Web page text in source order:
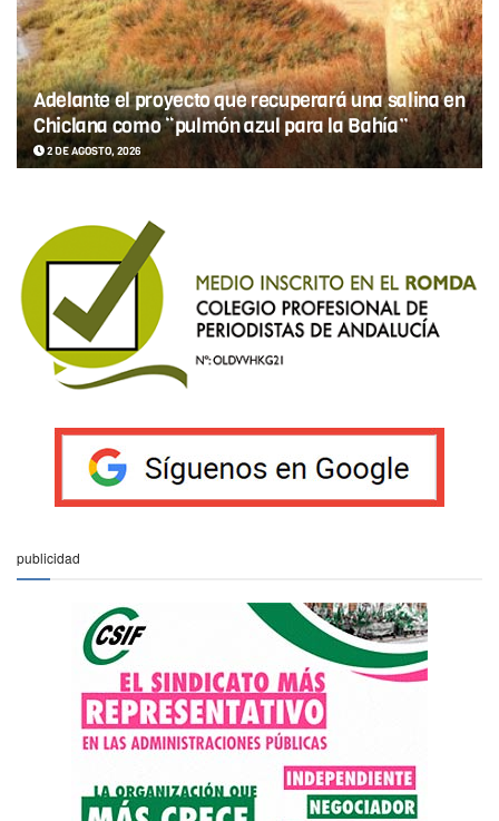
Adelante el proyecto que recuperará una salina en
Chiclana como “pulmón azul para la Bahía”
2 DE AGOSTO, 2026
publicidad